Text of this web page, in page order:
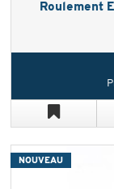
Roulement
NOUVEAU